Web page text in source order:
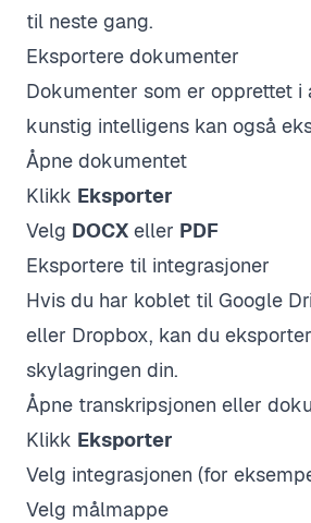
til neste gang.
Eksportere dokumenter
Dokumenter som er opprettet i
kunstig intelligens kan også
Åpne dokumentet
Klikk Eksporter
Velg DOCX eller PDF
Eksportere til integrasjoner
Hvis du har koblet til Google
eller Dropbox, kan du
skylagringen din.
Åpne transkripsjonen eller
Klikk Eksporter
Velg integrasjonen (for
Velg målmappe